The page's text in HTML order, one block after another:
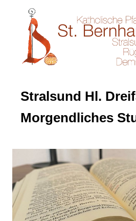
Stralsund Hl.
Morgendliches